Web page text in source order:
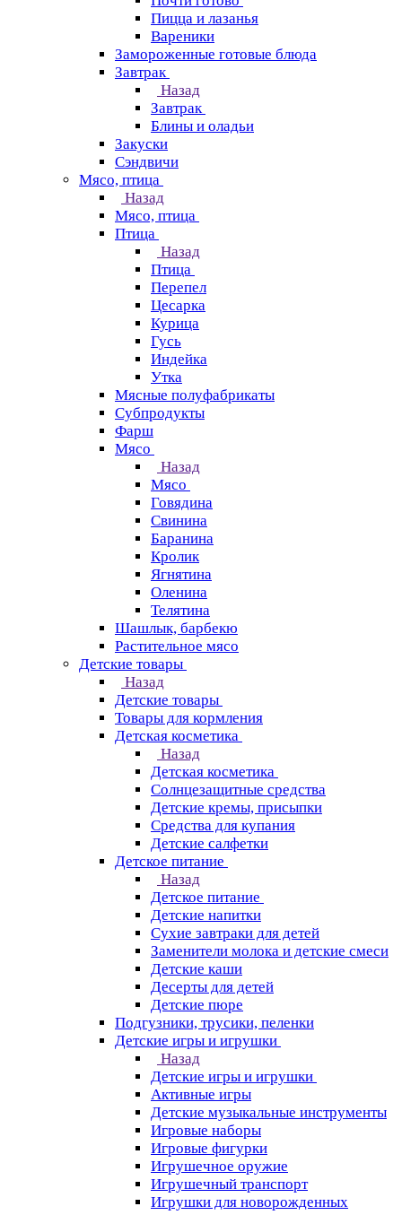
Пицца и лазанья
Вареники
Замороженные готовые блюда
Завтрак
Назад
Завтрак
Блины и оладьи
Закуски
Сэндвичи
Мясо, птица
Назад
Мясо, птица
Птица
Назад
Птица
Перепел
Цесарка
Курица
Гусь
Индейка
Утка
Мясные полуфабрикаты
Субпродукты
Фарш
Мясо
Назад
Мясо
Говядина
Свинина
Баранина
Кролик
Ягнятина
Оленина
Телятина
Шашлык, барбекю
Растительное мясо
Детские товары
Назад
Детские товары
Товары для кормления
Детская косметика
Назад
Детская косметика
Солнцезащитные средства
Детские кремы, присыпки
Средства для купания
Детские салфетки
Детское питание
Назад
Детское питание
Детские напитки
Сухие завтраки для детей
Заменители молока и детские смеси
Детские каши
Десерты для детей
Детские пюре
Подгузники, трусики, пеленки
Детские игры и игрушки
Назад
Детские игры и игрушки
Активные игры
Детские музыкальные инструменты
Игровые наборы
Игровые фигурки
Игрушечное оружие
Игрушечный транспорт
Игрушки для новорожденных